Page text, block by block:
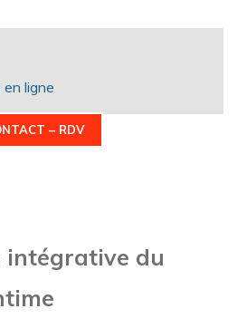
ligne
– RDV
intégrative du